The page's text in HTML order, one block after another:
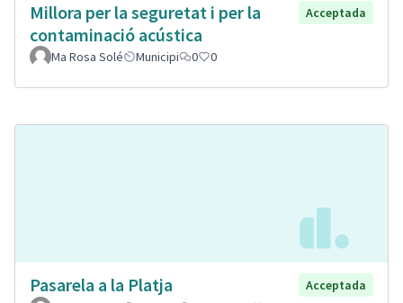
Millora per la seguretat i per la
contaminació acústica
Acceptada
Ma Rosa Solé Municipi 0 0
Pasarela a la Platja
Acceptada